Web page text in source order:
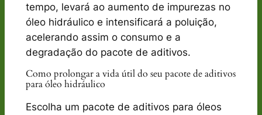
tempo, levará ao aumento de impurezas no
óleo hidráulico e intensificará a poluição,
acelerando assim o consumo e a
degradação do pacote de aditivos.
Como prolongar a vida útil do seu pacote de aditivos
para óleo hidráulico
Escolha um pacote de aditivos para óleos